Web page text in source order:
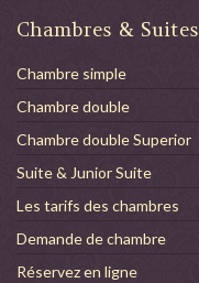
Chambres & Suites
Chambre simple
Chambre double
Chambre double Superior
Suite & Junior Suite
Les tarifs des chambres
Demande de chambre
Réservez en ligne